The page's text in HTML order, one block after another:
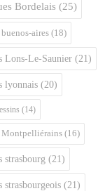
Bordelais (25)
aires (18)
Lons-Le-Saunier (21)
lyonnais (20)
(14)
Montpelliérains (16)
strasbourg (21)
strasbourgeois (21)